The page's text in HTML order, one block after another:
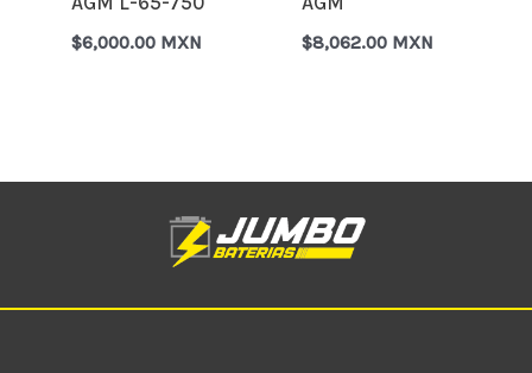
$6,000.00 MXN $8,062.00 MXN